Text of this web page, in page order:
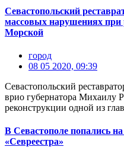
Севастопольский
массовых нарушениях
Морской
город
08 05 2020, 09:39
Севастопольский
врио губернатора Михаилу
реконструкции одной из
В Севастополе попались
«Севреестра»